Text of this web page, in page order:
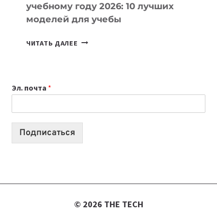
учебному году 2026: 10 лучших
моделей для учебы
ЧИТАТЬ ДАЛЕЕ КАКОЙ
2026:
10
Эл. почта *
Подписаться
© 2026 THE TECH